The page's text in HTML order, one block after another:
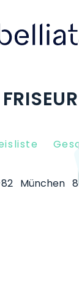
München